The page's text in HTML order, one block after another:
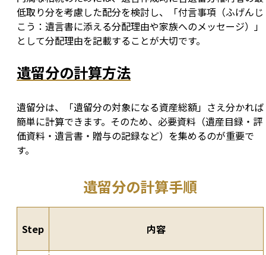
低取り分を考慮した配分を検討し、「付言事項（ふげんじ
こう：遺言書に添える分配理由や家族へのメッセージ）」
として分配理由を記載することが大切です。
遺留分の計算方法
遺留分は、「遺留分の対象になる資産総額」さえ分かれば
簡単に計算できます。そのため、必要資料（遺産目録・評
価資料・遺言書・贈与の記録など）を集めるのが重要で
す。
Step 内容
遺留分の計算手順